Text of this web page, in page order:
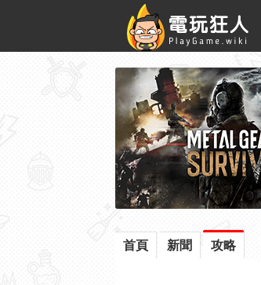
首頁 新聞 攻略